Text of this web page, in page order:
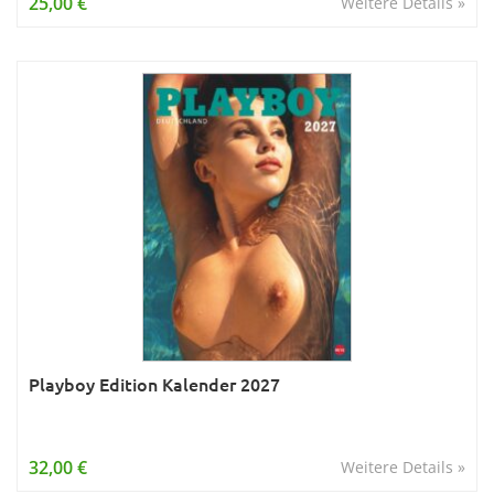
Playboy Edition Kalender 2027
Weitere Details »
32,00 €